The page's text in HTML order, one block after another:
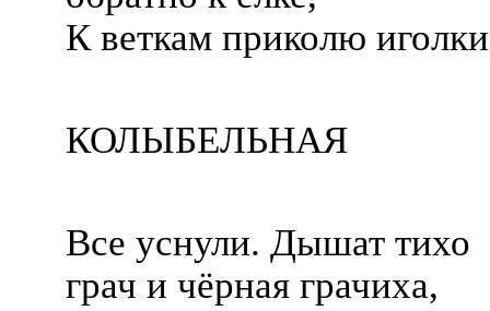
К веткам приколю
КОЛЫБЕЛЬНАЯ
Все уснули. Дышат тихо
грач и чёрная грачиха,